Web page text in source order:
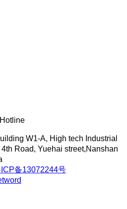
W1-A, High tech Industrial
Road, Yuehai street,Nanshan
备13072244号